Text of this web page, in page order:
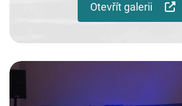
Otevřít galerii